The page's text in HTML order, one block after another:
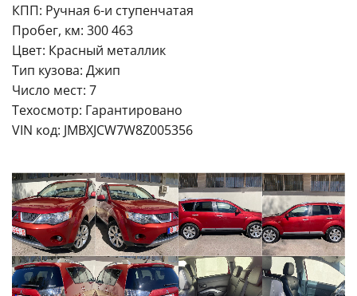
КПП: Ручная 6-и ступенчатая
Пробег, км: 300 463
Цвет: Красный металлик
Тип кузова: Джип
Число мест: 7
Техосмотр: Гарантировано
VIN код: JMBXJCW7W8Z005356